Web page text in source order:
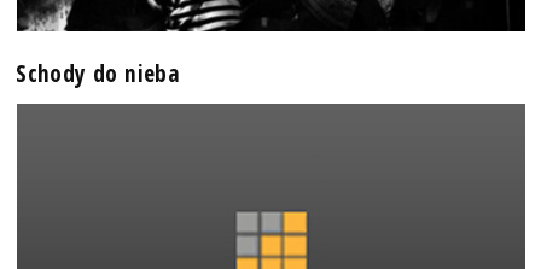
Schody do nieba